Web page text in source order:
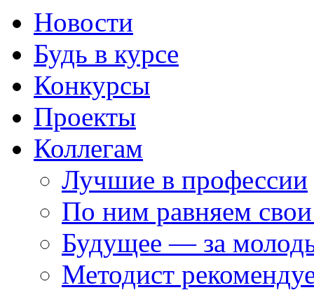
Новости
Будь в курсе
Конкурсы
Проекты
Коллегам
Лучшие в профессии
По ним равняем
Будущее — за
Методист